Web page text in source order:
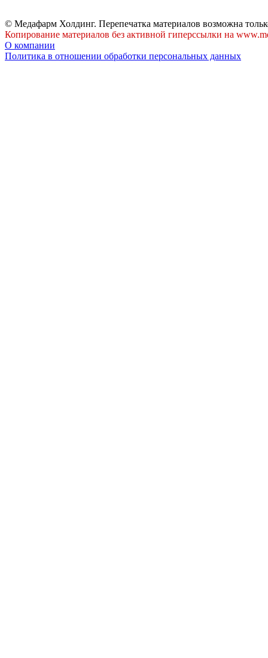
© Медафарм Холдинг. Перепечатка материалов возможна
Копирование материалов без активной гиперссылки на
О компании
Политика в отношении обработки персональных данных